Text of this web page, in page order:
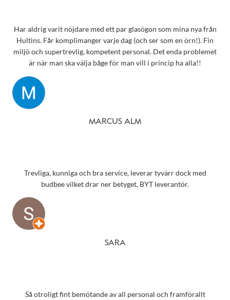
Har aldrig varit nöjdare med ett par glasögon som mina nya från
Hultins. Får komplimanger varje dag (och ser som en örn!). Fin
miljö och supertrevlig, kompetent personal. Det enda problemet
är när man ska välja båge för man vill i princip ha alla!!
MARCUS ALM
Trevliga, kunniga och bra service, leverar tyvärr dock med
budbee vilket drar ner betyget, BYT leverantör.
SARA
Så otroligt fint bemötande av all personal och framförallt